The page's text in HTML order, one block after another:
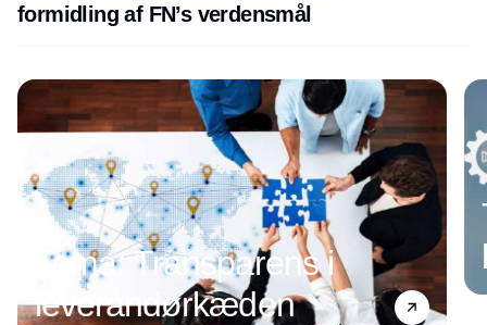
formidling af FN’s verdensmål
Tema: Transparens i
leverandørkæden